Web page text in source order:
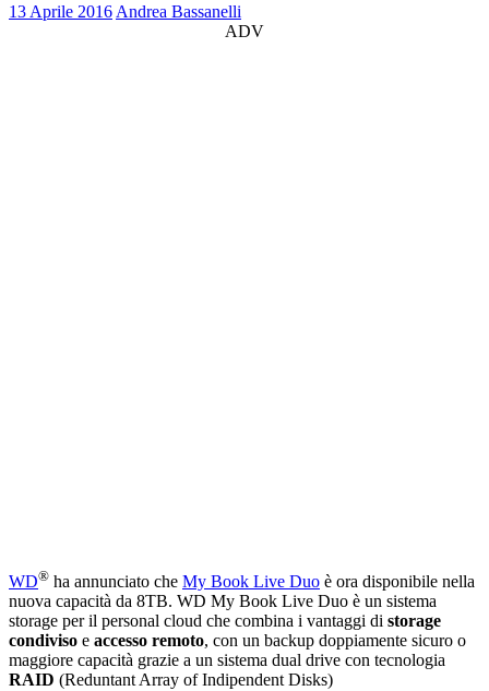
13 Aprile 2016 Andrea Bassanelli
ADV
WD® ha annunciato che My Book Live Duo è ora disponibile nella
nuova capacità da 8TB. WD My Book Live Duo è un sistema
storage per il personal cloud che combina i vantaggi di storage
condiviso e accesso remoto, con un backup doppiamente sicuro o
maggiore capacità grazie a un sistema dual drive con tecnologia
RAID (Reduntant Array of Indipendent Disks)